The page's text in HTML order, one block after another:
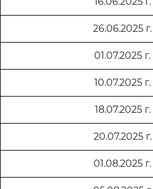
26.06.2025 г.
01.07.2025 г.
10.07.2025 г.
18.07.2025 г.
20.07.2025 г.
01.08.2025 г.